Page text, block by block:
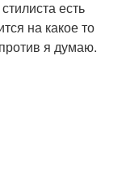
есть
на какое то
я думаю.